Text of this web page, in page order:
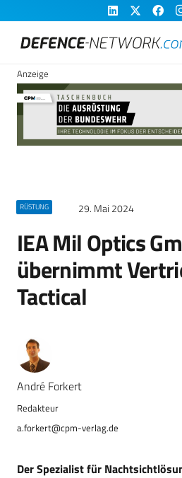
Anzeige
RÜSTUNG 29. Mai 2024
IEA Mil Optics
übernimmt
Tactical
André Forkert
a.forkert@cpm-verlag.de
Der Spezialist für